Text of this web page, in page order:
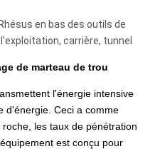
en bas des outils de
carrière, tunnel
de marteau de trou
l'énergie intensive
d'énergie. Ceci a comme
les taux de pénétration
est conçu pour